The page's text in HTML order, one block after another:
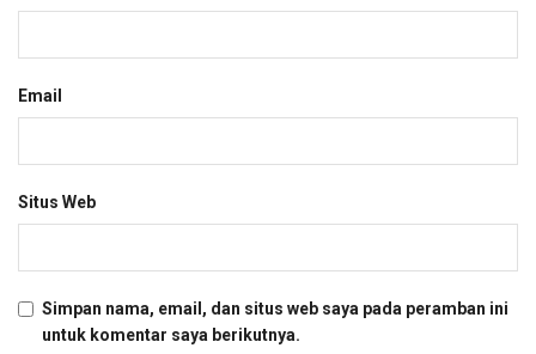
Email
Situs Web
Simpan nama, email, dan situs web saya pada peramban ini
untuk komentar saya berikutnya.